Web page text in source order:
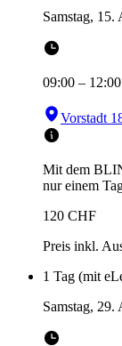
Samstag, 15.
09:00 – 12:00
Vorstadt
Mit dem
nur einem
120 CHF
Preis inkl.
1 Tag (mit
Samstag, 29.